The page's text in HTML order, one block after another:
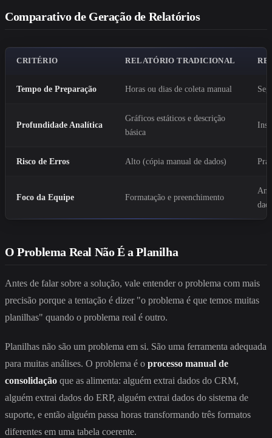
Comparativo de Geração de Relatórios
CRITÉRIO RELATÓRIO TRADICIONAL
Tempo de Preparação Horas ou dias de coleta manual
Profundidade Analítica
Gráficos estáticos e descrição
básica
Risco de Erros Alto (cópia manual de dados)
Foco da Equipe Formatação e preenchimento
O Problema Real Não É a Planilha
Antes de falar sobre a solução, vale entender o problema com mais
precisão porque a tentação é dizer "o problema é que temos muitas
planilhas" quando o problema real é outro.
Planilhas não são um problema em si. São uma ferramenta adequada
para muitas análises. O problema é o processo manual de
consolidação que as alimenta: alguém extrai dados do CRM,
alguém extrai dados do ERP, alguém extrai dados do sistema de
suporte, e então alguém passa horas transformando três formatos
diferentes em uma tabela coerente.